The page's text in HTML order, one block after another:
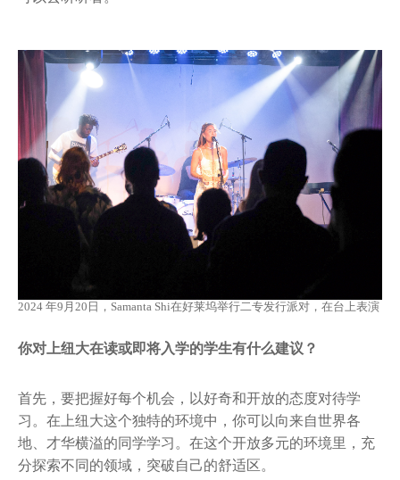
2024 年9月20日，Samanta Shi在好莱坞举行二专发行派对，在台上表演
你对上纽大在读或即将入学的学生有什么建议？
首先，要把握好每个机会，以好奇和开放的态度对待学
习。在上纽大这个独特的环境中，你可以向来自世界各
地、才华横溢的同学学习。在这个开放多元的环境里，充
分探索不同的领域，突破自己的舒适区。